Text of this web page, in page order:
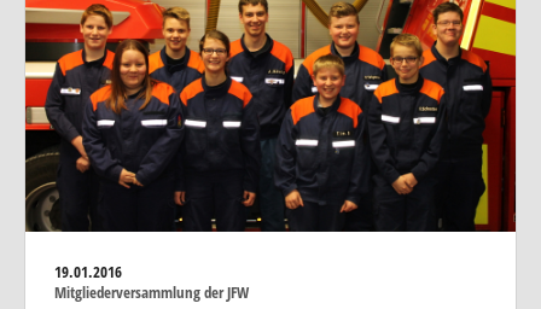
19.01.2016
Mitgliederversammlung der JFW